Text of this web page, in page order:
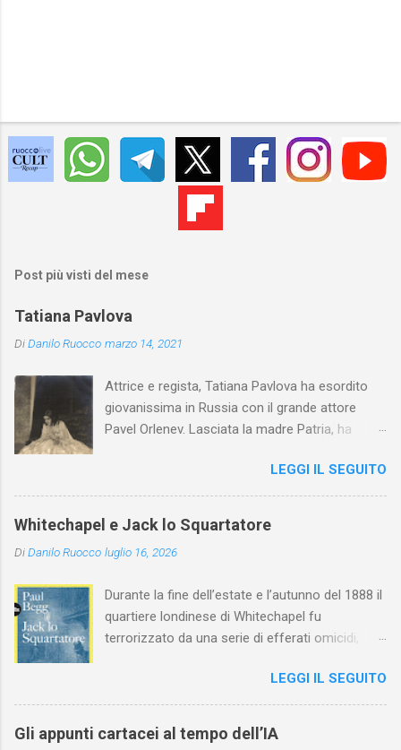
Post più visti del mese
Tatiana Pavlova
DiDanilo Ruocco marzo 14, 2021
Attrice e regista, Tatiana Pavlova ha esordito
giovanissima in Russia con il grande attore
Pavel Orlenev. Lasciata la madre Patria, ha
l'arte della Pavlova ha raggiunto la piena
maturità ed è stata in grado di rinnovare
profondamente l'attardato mondo teatrale
LEGGI IL SEGUITO
Whitechapel e Jack lo Squartatore
DiDanilo Ruocco luglio 16, 2026
Durante la fine dell’estate e l’autunno del 1888 il
quartiere londinese di Whitechapel fu
terrorizzato da una serie di efferati omicidi,
assassino ribattezzato Jack lo Squartatore la
cui identità, tutt’oggi, resta ignota. Paul Begg in
Jack lo Squartatore: la vera storia , edito da
Utet, ricostruisce non solo i cinque omicidi
LEGGI IL SEGUITO
Gli appunti cartacei al tempo dell’IA